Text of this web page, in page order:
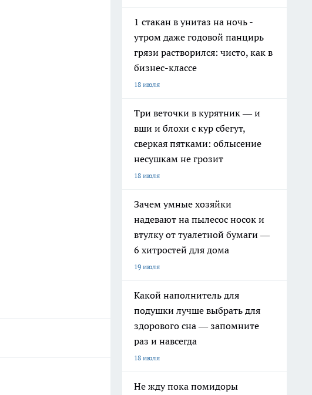
1 стакан в унитаз на ночь -
утром даже годовой панцирь
грязи растворился: чисто, как в
бизнес-классе
18 июля
Три веточки в курятник — и
вши и блохи с кур сбегут,
сверкая пятками: облысение
несушкам не грозит
18 июля
Зачем умные хозяйки
надевают на пылесос носок и
втулку от туалетной бумаги —
6 хитростей для дома
19 июля
Какой наполнитель для
подушки лучше выбрать для
здорового сна — запомните
раз и навсегда
18 июля
Не жду пока помидоры